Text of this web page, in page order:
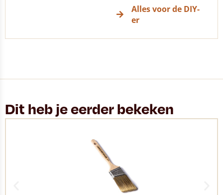
Alles voor de DIY-
er
Dit heb je eerder bekeken